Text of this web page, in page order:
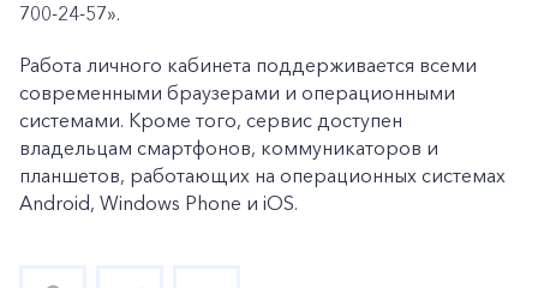
700-24-57».
Работа личного кабинета поддерживается всеми
современными браузерами и операционными
системами. Кроме того, сервис доступен
владельцам смартфонов, коммуникаторов и
планшетов, работающих на операционных системах
Android, Windows Phone и iOS.